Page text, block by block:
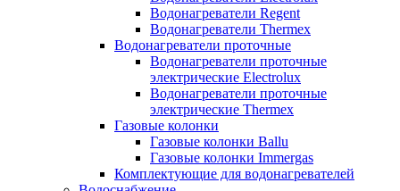
Водонагреватели Regent
Водонагреватели Thermex
Водонагреватели проточные
Водонагреватели проточные
электрические Electrolux
Водонагреватели проточные
электрические Thermex
Газовые колонки
Газовые колонки Ballu
Газовые колонки Immergas
Комплектующие для водонагревателей